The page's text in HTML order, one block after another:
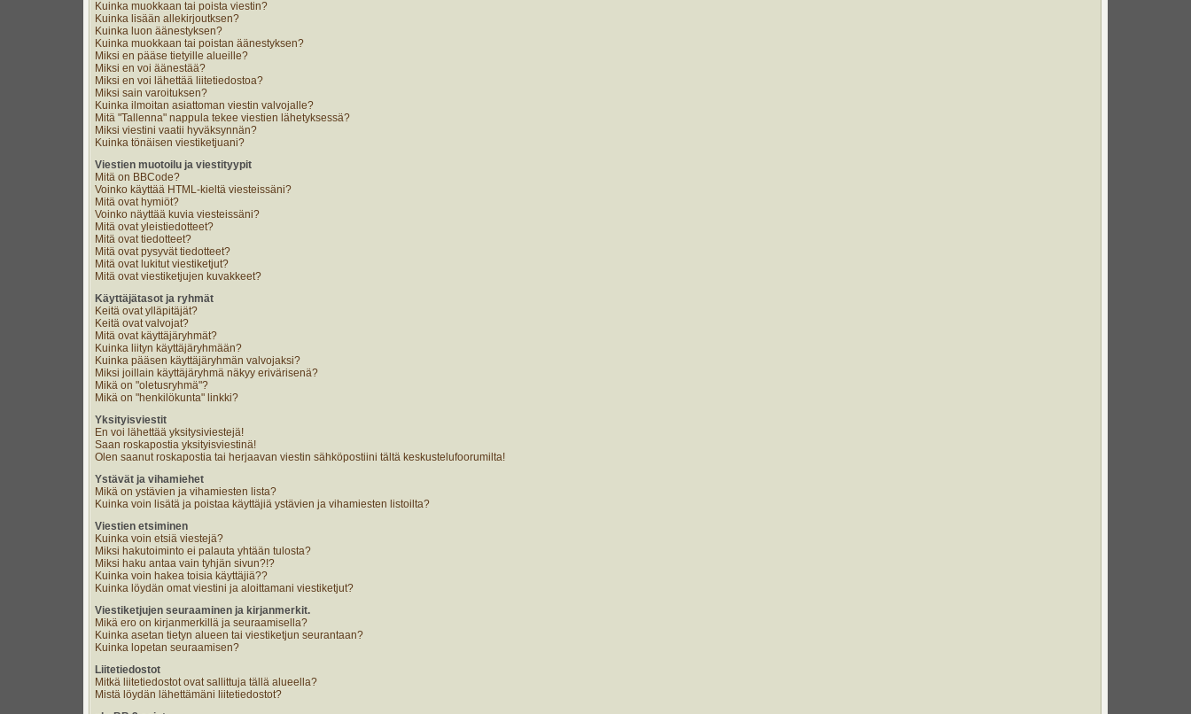
Kuinka muokkaan tai poista viestin?
Kuinka lisään allekirjoutksen?
Kuinka luon äänestyksen?
Kuinka muokkaan tai poistan äänestyksen?
Miksi en pääse tietyille alueille?
Miksi en voi äänestää?
Miksi en voi lähettää liitetiedostoa?
Miksi sain varoituksen?
Kuinka ilmoitan asiattoman viestin valvojalle?
Mitä "Tallenna" nappula tekee viestien lähetyksessä?
Miksi viestini vaatii hyväksynnän?
Kuinka tönäisen viestiketjuani?
Viestien muotoilu ja viestityypit
Mitä on BBCode?
Voinko käyttää HTML-kieltä viesteissäni?
Mitä ovat hymiöt?
Voinko näyttää kuvia viesteissäni?
Mitä ovat yleistiedotteet?
Mitä ovat tiedotteet?
Mitä ovat pysyvät tiedotteet?
Mitä ovat lukitut viestiketjut?
Mitä ovat viestiketjujen kuvakkeet?
Käyttäjätasot ja ryhmät
Keitä ovat ylläpitäjät?
Keitä ovat valvojat?
Mitä ovat käyttäjäryhmät?
Kuinka liityn käyttäjäryhmään?
Kuinka pääsen käyttäjäryhmän valvojaksi?
Miksi joillain käyttäjäryhmä näkyy erivärisenä?
Mikä on "oletusryhmä"?
Mikä on "henkilökunta" linkki?
Yksityisviestit
En voi lähettää yksitysiviestejä!
Saan roskapostia yksityisviestinä!
Olen saanut roskapostia tai herjaavan viestin sähköpostiini tältä keskustelufoorumilta!
Ystävät ja vihamiehet
Mikä on ystävien ja vihamiesten lista?
Kuinka voin lisätä ja poistaa käyttäjiä ystävien ja vihamiesten listoilta?
Viestien etsiminen
Kuinka voin etsiä viestejä?
Miksi hakutoiminto ei palauta yhtään tulosta?
Miksi haku antaa vain tyhjän sivun?!?
Kuinka voin hakea toisia käyttäjiä??
Kuinka löydän omat viestini ja aloittamani viestiketjut?
Viestiketjujen seuraaminen ja kirjanmerkit.
Mikä ero on kirjanmerkillä ja seuraamisella?
Kuinka asetan tietyn alueen tai viestiketjun seurantaan?
Kuinka lopetan seuraamisen?
Liitetiedostot
Mitkä liitetiedostot ovat sallittuja tällä alueella?
Mistä löydän lähettämäni liitetiedostot?